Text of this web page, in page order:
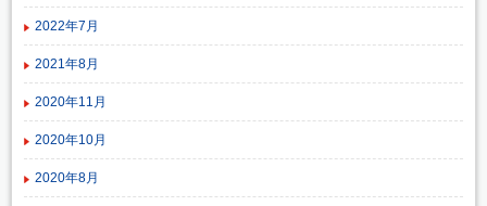
2022年7月
2021年8月
2020年11月
2020年10月
2020年8月